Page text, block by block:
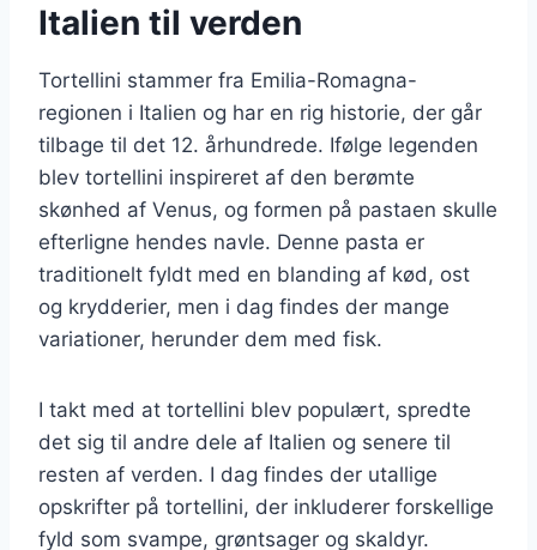
Italien til verden
Tortellini stammer fra Emilia-Romagna-
regionen i Italien og har en rig historie, der går
tilbage til det 12. århundrede. Ifølge legenden
blev tortellini inspireret af den berømte
skønhed af Venus, og formen på pastaen skulle
efterligne hendes navle. Denne pasta er
traditionelt fyldt med en blanding af kød, ost
og krydderier, men i dag findes der mange
variationer, herunder dem med fisk.
I takt med at tortellini blev populært, spredte
det sig til andre dele af Italien og senere til
resten af verden. I dag findes der utallige
opskrifter på tortellini, der inkluderer forskellige
fyld som svampe, grøntsager og skaldyr.